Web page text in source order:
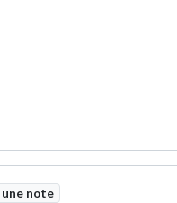
note